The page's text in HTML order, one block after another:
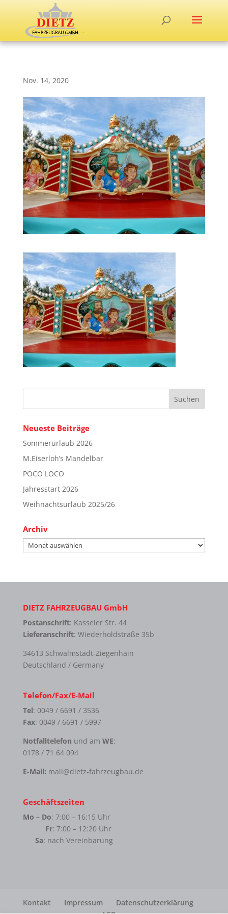
Nov. 14, 2020
Neueste Beiträge
Sommerurlaub 2026
M.Eiserloh’s Mandelbar
POCO LOCO
Jahresstart 2026
Weihnachtsurlaub 2025/26
Archiv
Archiv
DIETZ FAHRZEUGBAU GmbH
Postanschrift: Kasseler Str. 44
Lieferanschrift: Wiederholdstraße 35b
34613 Schwalmstadt-Ziegenhain
Deutschland / Germany
Telefon/Fax/E-Mail
Tel: 0049 / 6691 / 3536
Fax: 0049 / 6691 / 5997
Notfalltelefon und am WE:
0178 / 71 64 094
E-Mail: mail@dietz-fahrzeugbau.de
Geschäftszeiten
Mo – Do: 7:00 – 16:15 Uhr
Fr: 7:00 – 12:20 Uhr
Sa: nach Vereinbarung
Kontakt Impressum
Datenschutzerklärung